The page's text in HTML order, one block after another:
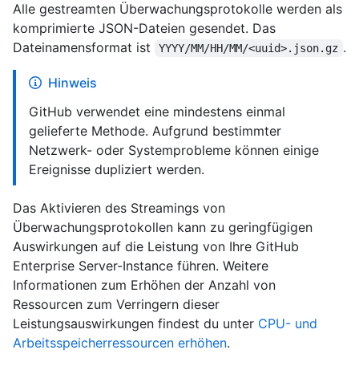
Alle gestreamten Überwachungsprotokolle werden als
komprimierte JSON-Dateien gesendet. Das
Dateinamensformat ist
YYYY/MM/HH/MM/<uuid>.json.gz .
Hinweis
GitHub verwendet eine mindestens einmal
gelieferte Methode. Aufgrund bestimmter
Netzwerk- oder Systemprobleme können einige
Ereignisse dupliziert werden.
Das Aktivieren des Streamings von
Überwachungsprotokollen kann zu geringfügigen
Auswirkungen auf die Leistung von Ihre GitHub
Enterprise Server-Instance führen. Weitere
Informationen zum Erhöhen der Anzahl von
Ressourcen zum Verringern dieser
Leistungsauswirkungen findest du unter CPU- und
Arbeitsspeicherressourcen erhöhen.